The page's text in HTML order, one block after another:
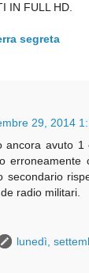
IN FULL HD.
segreta
29, 2014
ancora avuto
erroneamente
secondario
radio militari.
lunedì,